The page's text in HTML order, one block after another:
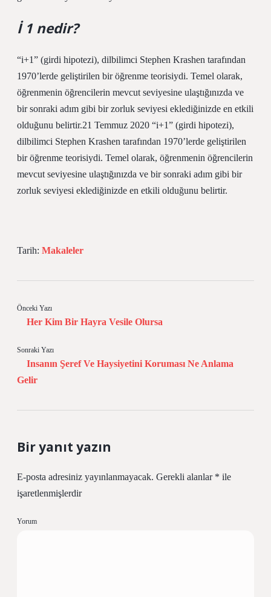
İ 1 nedir?
“i+1” (girdi hipotezi), dilbilimci Stephen Krashen tarafından
1970’lerde geliştirilen bir öğrenme teorisiydi. Temel olarak,
öğrenmenin öğrencilerin mevcut seviyesine ulaştığınızda ve
bir sonraki adım gibi bir zorluk seviyesi eklediğinizde en etkili
olduğunu belirtir.21 Temmuz 2020 “i+1” (girdi hipotezi),
dilbilimci Stephen Krashen tarafından 1970’lerde geliştirilen
bir öğrenme teorisiydi. Temel olarak, öğrenmenin öğrencilerin
mevcut seviyesine ulaştığınızda ve bir sonraki adım gibi bir
zorluk seviyesi eklediğinizde en etkili olduğunu belirtir.
Tarih: Makaleler
Önceki Yazı
Her Kim Bir Hayra Vesile Olursa
Sonraki Yazı
Insanın Şeref Ve Haysiyetini Koruması Ne Anlama
Gelir
Bir yanıt yazın
E-posta adresiniz yayınlanmayacak. Gerekli alanlar * ile
işaretlenmişlerdir
Yorum